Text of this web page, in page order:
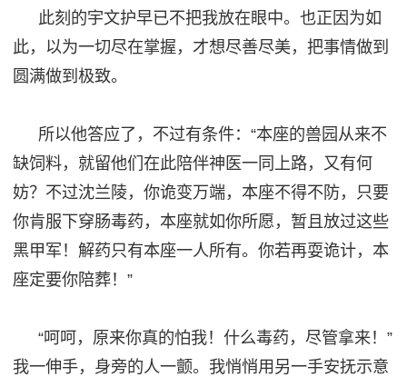
此刻的宇文护早已不把我放在眼中。也正因为如
此，以为一切尽在掌握，才想尽善尽美，把事情做到
圆满做到极致。
所以他答应了，不过有条件： “本座的兽园从来不
缺饲料，就留他们在此陪伴神医一同上路，又有何
妨？不过沈兰陵，你诡变万端，本座不得不防，只要
你肯服下穿肠毒药，本座就如你所愿，暂且放过这些
黑甲军！解药只有本座一人所有。你若再耍诡计，本
座定要你陪葬！ ”
“呵呵，原来你真的怕我！什么毒药，尽管拿来！”
我一伸手，身旁的人一颤。我悄悄用另一手安抚示意